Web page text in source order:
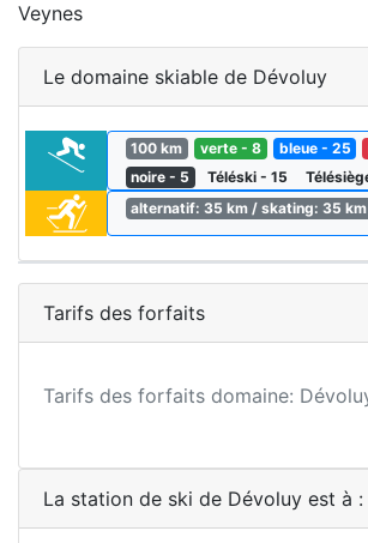
Veynes
Le domaine skiable de Dévoluy
100 km verte - 8 bleue - 25
noire - 5
Téléski - 15
alternatif: 35 km / skating: 35 km
Tarifs des forfaits
Tarifs des forfaits domaine:
La station de ski de Dévoluy est à :